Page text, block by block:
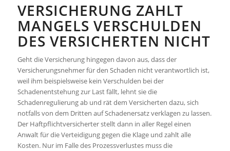
VERSICHERUNG ZAHLT
MANGELS VERSCHULDEN
DES VERSICHERTEN NICHT
Geht die Versicherung hingegen davon aus, dass der
Versicherungsnehmer für den Schaden nicht verantwortlich ist,
weil ihm beispielsweise kein Verschulden bei der
Schadenentstehung zur Last fällt, lehnt sie die
Schadenregulierung ab und rät dem Versicherten dazu, sich
notfalls von dem Dritten auf Schadenersatz verklagen zu lassen.
Der Haftpflichtversicherter stellt dann in aller Regel einen
Anwalt für die Verteidigung gegen die Klage und zahlt alle
Kosten. Nur im Falle des Prozessverlustes muss die